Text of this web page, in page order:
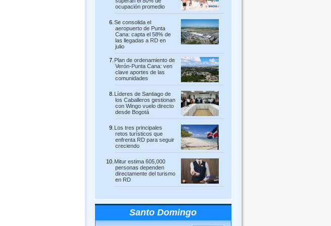
ocupación promedio
Se consolida el
aeropuerto de Punta
Cana: capta el 58% de
las llegadas a RD en
julio
Plan de ordenamiento de
Verón-Punta Cana: ven
clave aportes de las
comunidades
Líderes de Santiago de
los Caballeros gestionan
con Wingo vuelo directo
desde Bogotá
Los tres principales
retos turísticos que
enfrenta RD para seguir
creciendo
Mitur estima 605,000
personas dependen
directamente del turismo
en RD
Santo Domingo